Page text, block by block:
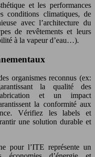
et les performances
conditions climatiques, de
avec l’architecture du
de revêtements et leurs
à la vapeur d’eau…).
organismes reconnus (ex:
la qualité des
et un impact
la conformité aux
Vérifiez les labels et
une solution durable et
pour l’ITE représente un